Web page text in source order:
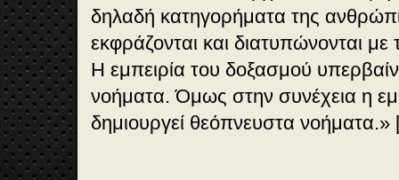
δηλαδή κατηγορήματα της
εκφράζονται και διατυπώνονται με
Η εμπειρία του δοξασμού
νοήματα. Όμως στην συνέχεια η
δημιουργεί θεόπνευστα νοήματα.»